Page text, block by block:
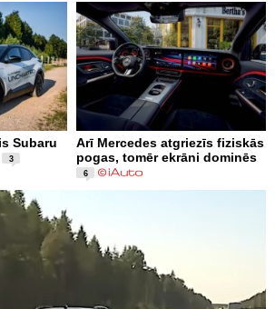
Subaru
3
Arī Mercedes atgriezīs fiziskās
pogas, tomēr ekrāni dominēs
6